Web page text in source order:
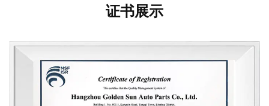
证书展示